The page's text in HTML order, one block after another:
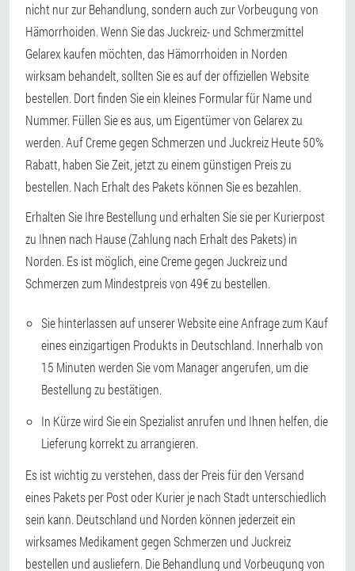
nicht nur zur Behandlung, sondern auch zur Vorbeugung von
Hämorrhoiden. Wenn Sie das Juckreiz- und Schmerzmittel
Gelarex kaufen möchten, das Hämorrhoiden in Norden
wirksam behandelt, sollten Sie es auf der offiziellen Website
bestellen. Dort finden Sie ein kleines Formular für Name und
Nummer. Füllen Sie es aus, um Eigentümer von Gelarex zu
werden. Auf Creme gegen Schmerzen und Juckreiz Heute 50%
Rabatt, haben Sie Zeit, jetzt zu einem günstigen Preis zu
bestellen. Nach Erhalt des Pakets können Sie es bezahlen.
Erhalten Sie Ihre Bestellung und erhalten Sie sie per Kurierpost
zu Ihnen nach Hause (Zahlung nach Erhalt des Pakets) in
Norden. Es ist möglich, eine Creme gegen Juckreiz und
Schmerzen zum Mindestpreis von 49€ zu bestellen.
Sie hinterlassen auf unserer Website eine Anfrage zum Kauf
eines einzigartigen Produkts in Deutschland. Innerhalb von
15 Minuten werden Sie vom Manager angerufen, um die
Bestellung zu bestätigen.
In Kürze wird Sie ein Spezialist anrufen und Ihnen helfen, die
Lieferung korrekt zu arrangieren.
Es ist wichtig zu verstehen, dass der Preis für den Versand
eines Pakets per Post oder Kurier je nach Stadt unterschiedlich
sein kann. Deutschland und Norden können jederzeit ein
wirksames Medikament gegen Schmerzen und Juckreiz
bestellen und ausliefern. Die Behandlung und Vorbeugung von